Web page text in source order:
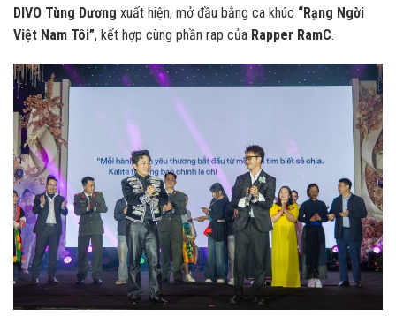
DIVO Tùng Dương xuất hiện, mở đầu bằng ca khúc “Rạng Ngời
Việt Nam Tôi”, kết hợp cùng phần rap của Rapper RamC.